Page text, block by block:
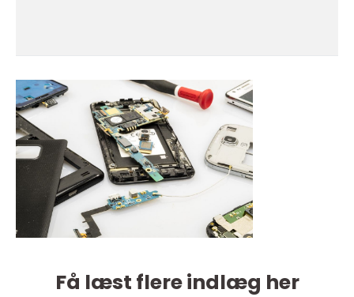
Få læst flere indlæg her